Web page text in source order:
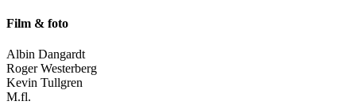
Film & foto
Albin Dangardt
Roger Westerberg
Kevin Tullgren
M.fl.